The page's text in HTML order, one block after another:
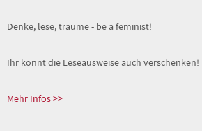
Denke, lese, träume - be a feminist!
Ihr könnt die Leseausweise auch verschenken!
Mehr Infos >>